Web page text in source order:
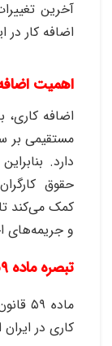
آخرین
اضافه کار در
اهمیت
اضافه کاری،
مستقیمی بر
دارد.
حقوق
کمک می‌کند تا
و جریمه‌های
تبصره ماده ۵۹ قانون کار
ماده
کاری در